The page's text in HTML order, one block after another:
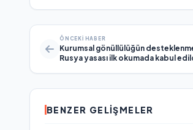
ÖNCEKI HABER
Kurumsal gönüllülüğün
Rusya yasası ilk okumada kabul
BENZER GELIŞMELER